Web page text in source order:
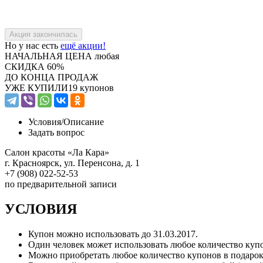
Но у нас есть ещё акции!
НАЧАЛЬНАЯ ЦЕНА любая
СКИДКА 60%
ДО КОНЦА ПРОДАЖ
УЖЕ КУПИЛИ19 купонов
Условия/Описание
Задать вопрос
Салон красоты «Ла Кара»
г. Красноярск, ул. Перенсона, д. 1
+7 (908) 022-52-53
по предварительной записи
УСЛОВИЯ
Купон можно использовать до 31.03.2017.
Один человек может использовать любое количество
Можно приобретать любое количество купонов в